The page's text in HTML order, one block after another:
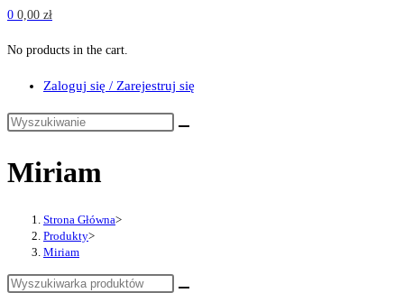
0 0,00 zł
No products in the cart.
Zaloguj się / Zarejestruj się
Miriam
Strona Główna>
Produkty>
Miriam